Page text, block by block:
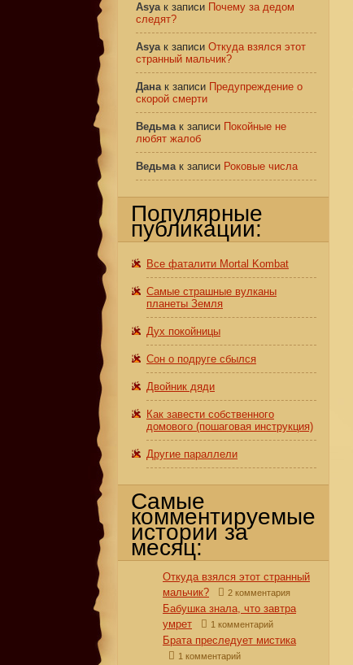
Asyaк записи Почему за дедом
следят?
Asyaк записи Откуда взялся этот
странный мальчик?
Данак записи Предупреждение о
скорой смерти
Ведьмак записи Покойные не
любят жалоб
Ведьмак записи Роковые числа
Популярные
публикации:
Все фаталити Mortal Kombat
Самые страшные вулканы
планеты Земля
Дух покойницы
Сон о подруге сбылся
Двойник дяди
Как завести собственного
домового (пошаговая инструкция)
Другие параллели
Самые
комментируемые
истории за
месяц:
Откуда взялся этот странный
мальчик?
2 комментария
Бабушка знала, что завтра
умрет
1 комментарий
Брата преследует мистика
1 комментарий